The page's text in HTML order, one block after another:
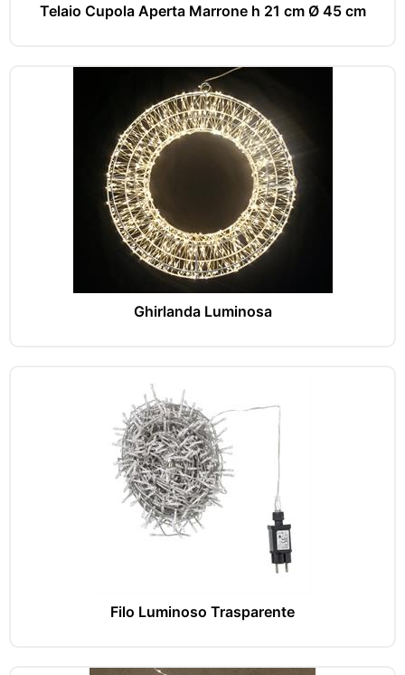
Telaio Cupola Aperta Marrone h 21 cm Ø 45 cm
Ghirlanda Luminosa
Filo Luminoso Trasparente